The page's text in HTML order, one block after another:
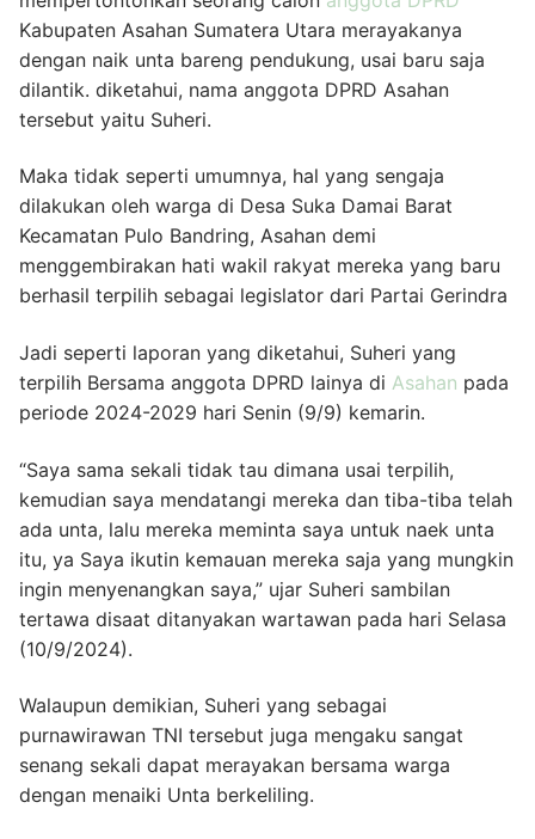
Kabupaten Asahan Sumatera Utara merayakanya
dengan naik unta bareng pendukung, usai baru saja
dilantik. diketahui, nama anggota DPRD Asahan
tersebut yaitu Suheri.
Maka tidak seperti umumnya, hal yang sengaja
dilakukan oleh warga di Desa Suka Damai Barat
Kecamatan Pulo Bandring, Asahan demi
menggembirakan hati wakil rakyat mereka yang baru
berhasil terpilih sebagai legislator dari Partai Gerindra
Jadi seperti laporan yang diketahui, Suheri yang
terpilih Bersama anggota DPRD lainya di Asahan pada
periode 2024-2029 hari Senin (9/9) kemarin.
“Saya sama sekali tidak tau dimana usai terpilih,
kemudian saya mendatangi mereka dan tiba-tiba telah
ada unta, lalu mereka meminta saya untuk naek unta
itu, ya Saya ikutin kemauan mereka saja yang mungkin
ingin menyenangkan saya,” ujar Suheri sambilan
tertawa disaat ditanyakan wartawan pada hari Selasa
(10/9/2024).
Walaupun demikian, Suheri yang sebagai
purnawirawan TNI tersebut juga mengaku sangat
senang sekali dapat merayakan bersama warga
dengan menaiki Unta berkeliling.